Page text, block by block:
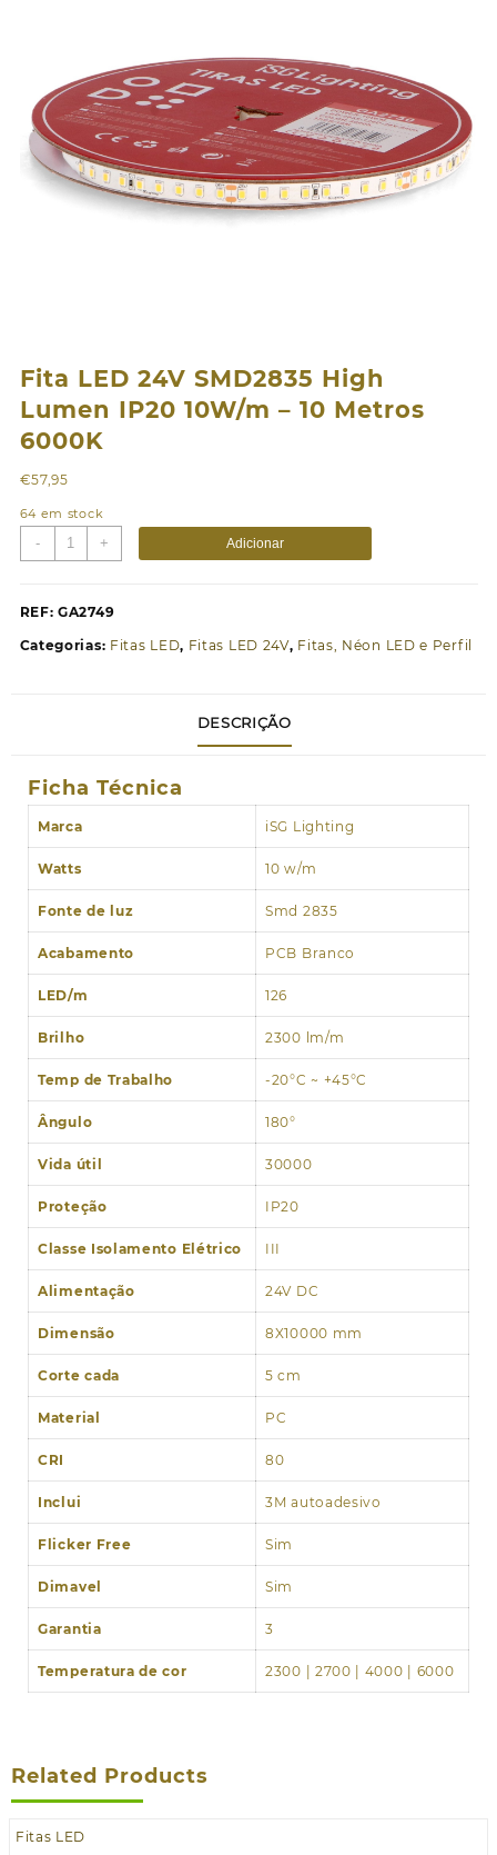
Fita LED 24V SMD2835 High
Lumen IP20 10W/m – 10 Metros
6000K
€57,95
64 em stock
-
Quantidade
de
LED
SMD2835
10
+ Adicionar
REF: GA2749
Categorias: Fitas LED, Fitas LED 24V, Fitas, Néon LED e Perfil
DESCRIÇÃO
Ficha Técnica
Marca iSG Lighting
Watts 10 w/m
Fonte de luz Smd 2835
Acabamento PCB Branco
LED/m 126
Brilho 2300 lm/m
Temp de Trabalho -20°C ~ +45°C
Ângulo 180°
Vida útil 30000
Proteção IP20
Classe Isolamento Elétrico III
Alimentação 24V DC
Dimensão 8X10000 mm
Corte cada 5 cm
Material PC
CRI 80
Inclui 3M autoadesivo
Flicker Free Sim
Dimavel Sim
Garantia 3
Temperatura de cor 2300 | 2700 | 4000 | 6000
Related Products
Fitas LED